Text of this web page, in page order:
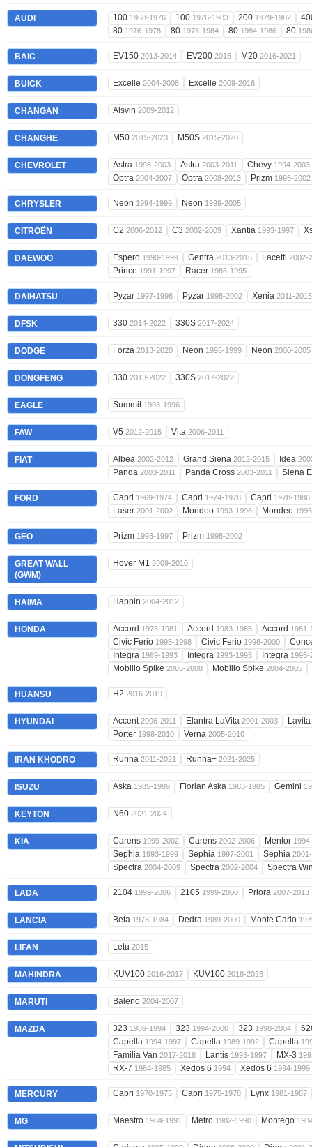
AUDI 100 1968-1976 100 1976-1983 200 1979-1982
80 1976-1978 80 1978-1984 80 1984-1986 80
BAIC EV150 2013-2014 EV200 2015 M20 2016-2021
BUICK Excelle 2004-2008 Excelle 2009-2016
CHANGAN Alsvin 2009-2012
CHANGHE M50 2015-2023 M50S 2015-2020
CHEVROLET Astra 1998-2003 Astra 2003-2011 Chevy 1994-2003
Optra 2004-2007 Optra 2008-2013 Prizm 1998-2002
CHRYSLER Neon 1994-1999 Neon 1999-2005
CITROËN C2 2006-2012 C3 2002-2009 Xantia 1993-1997
DAEWOO Espero 1990-1999 Gentra 2013-2016 Lacetti 2002-
Prince 1991-1997 Racer 1986-1995
DAIHATSU Pyzar 1997-1998 Pyzar 1998-2002 Xenia 2011-2015
DFSK 330 2014-2022 330S 2017-2024
DODGE Forza 2013-2020 Neon 1995-1999 Neon 2000-2005
DONGFENG 330 2013-2022 330S 2017-2022
EAGLE Summit 1993-1996
FAW V5 2012-2015 Vita 2006-2011
FIAT Albea 2002-2012 Grand Siena 2012-2015 Idea
Panda 2003-2011 Panda Cross 2003-2011 Siena
FORD Capri 1969-1974 Capri 1974-1978 Capri 1978-1986
Laser 2001-2002 Mondeo 1993-1996 Mondeo
GEO Prizm 1993-1997 Prizm 1998-2002
GREAT WALL
(GWM)
Hover M1 2009-2010
HAIMA Happin 2004-2012
HONDA Accord 1976-1981 Accord 1983-1985 Accord 1981-
Civic Ferio 1995-1998 Civic Ferio 1998-2000
Integra 1989-1993 Integra 1993-1995 Integra 1995-
Mobilio Spike 2005-2008 Mobilio Spike 2004-2005
HUANSU H2 2016-2019
HYUNDAI Accent2006-2011 Elantra LaVita 2001-2003
Lavita
Porter 1998-2010 Verna 2005-2010
IRAN KHODRO Runna 2011-2021 Runna+ 2021-2025
ISUZU Aska 1985-1989 Florian Aska 1983-1985 Gemini
KEYTON N60 2021-2024
KIA Carens 1999-2002 Carens 2002-2006 Mentor
Sephia 1993-1999 Sephia 1997-2001 Sephia
Spectra 2004-2009 Spectra 2002-2004 Spectra
LADA 2104 1999-2006 2105 1999-2000 Priora 2007-2013
LANCIA Beta 1973-1984 Dedra 1989-2000 Monte Carlo
LIFAN Letu 2015
MAHINDRA KUV100 2016-2017 KUV100 2018-2023
MARUTI Baleno 2004-2007
MAZDA 323 1989-1994 323 1994-2000 323 1998-2004
Capella 1994-1997 Capella 1989-1992 Capella
Familia Van 2017-2018 Lantis 1993-1997 MX-3
RX-7 1984-1985 Xedos 6 1994 Xedos 6 1994-1999
MERCURY Capri 1970-1975 Capri 1975-1978 Lynx 1981-1987
MG Maestro 1984-1991 Metro 1982-1990 Montego